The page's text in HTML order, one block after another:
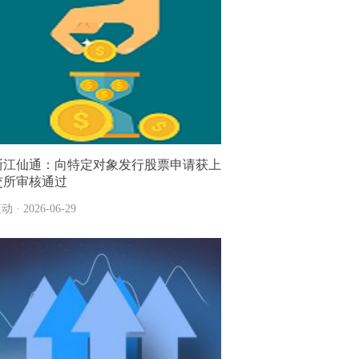
江仙通：向特定对象发行股票申请获上
所审核通过
· 2026-06-29